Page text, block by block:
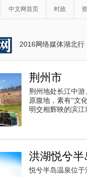
中文网首页 时政
2016网络媒体湖北行
荆州市
荆州地处长江中
原腹地，素有“文
明交相辉映的滨江
洪湖悦兮半
悦兮半岛温泉位于